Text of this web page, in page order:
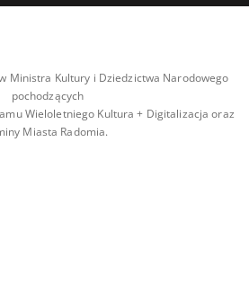
Ministra Kultury i Dziedzictwa Narodowego
pochodzących
Wieloletniego Kultura + Digitalizacja oraz
Miasta Radomia.